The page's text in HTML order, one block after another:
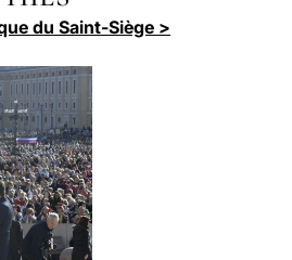
du Saint-Siège >